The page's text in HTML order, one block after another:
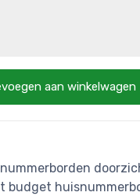
budget
aan winkelwagen